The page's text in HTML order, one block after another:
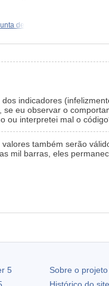
de
indicadores
eu observar o
ou interpretei mal o
também serão
mil barras, eles
5
Sobre o projeto